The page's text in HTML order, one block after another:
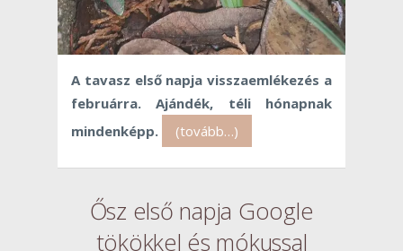
A tavasz első napja visszaemlékezés a
februárra. Ajándék, téli hónapnak
mindenképp.
(tovább…)
Ősz első napja Google
tökökkel és mókussal